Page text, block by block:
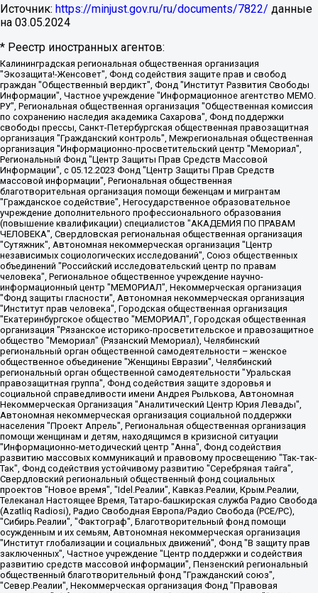
Источник: https://minjust.gov.ru/ru/documents/7822/ данные
на 03.05.2024
* Реестр иностранных агентов:
Калининградская региональная общественная организация "Экозащита!-Женсовет", Фонд содействия защите прав и свобод граждан "Общественный вердикт", Фонд "Институт Развития Свободы Информации", Частное учреждение "Информационное агентство МЕМО. РУ", Региональная общественная организация "Общественная комиссия по сохранению наследия академика Сахарова", Фонд поддержки свободы прессы, Санкт-Петербургская общественная правозащитная организация "Гражданский контроль", Межрегиональная общественная организация "Информационно-просветительский центр "Мемориал", Региональный Фонд "Центр Защиты Прав Средств Массовой Информации", с 05.12.2023 Фонд "Центр Защиты Прав Средств массовой информации", Региональная общественная благотворительная организация помощи беженцам и мигрантам "Гражданское содействие", Негосударственное образовательное учреждение дополнительного профессионального образования (повышение квалификации) специалистов "АКАДЕМИЯ ПО ПРАВАМ ЧЕЛОВЕКА", Свердловская региональная общественная организация "Сутяжник", Автономная некоммерческая организация "Центр независимых социологических исследований", Союз общественных объединений "Российский исследовательский центр по правам человека", Региональное общественное учреждение научно-информационный центр "МЕМОРИАЛ", Некоммерческая организация "Фонд защиты гласности", Автономная некоммерческая организация "Институт прав человека", Городская общественная организация "Екатеринбургское общество "МЕМОРИАЛ", Городская общественная организация "Рязанское историко-просветительское и правозащитное общество "Мемориал" (Рязанский Мемориал), Челябинский региональный орган общественной самодеятельности – женское общественное объединение "Женщины Евразии", Челябинский региональный орган общественной самодеятельности "Уральская правозащитная группа", Фонд содействия защите здоровья и социальной справедливости имени Андрея Рылькова, Автономная Некоммерческая Организация "Аналитический Центр Юрия Левады", Автономная некоммерческая организация социальной поддержки населения "Проект Апрель", Региональная общественная организация помощи женщинам и детям, находящимся в кризисной ситуации "Информационно-методический центр "Анна", Фонд содействия развитию массовых коммуникаций и правовому просвещению "Так-так-Так", Фонд содействия устойчивому развитию "Серебряная тайга", Свердловский региональный общественный фонд социальных проектов "Новое время", "Idel.Реалии", Кавказ.Реалии, Крым.Реалии, Телеканал Настоящее Время, Татаро-башкирская служба Радио Свобода (Azatliq Radiosi), Радио Свободная Европа/Радио Свобода (PCE/PC), "Сибирь.Реалии", "Фактограф", Благотворительный фонд помощи осужденным и их семьям, Автономная некоммерческая организация "Институт глобализации и социальных движений", Фонд "В защиту прав заключенных", Частное учреждение "Центр поддержки и содействия развитию средств массовой информации", Пензенский региональный общественный благотворительный фонд "Гражданский союз", "Север.Реалии", Некоммерческая организация Фонд "Правовая инициатива", Общество с ограниченной ответственностью "Радио Свободная Европа/Радио Свобода", Чешское информационное агентство "MEDIUM-ORIENT", Красноярская региональная общественная организация "Мы против СПИДа", Камалягин Денис Николаевич, Маркелов Сергей Евгеньевич, Пономарев Лев Александрович, Савицкая Людмила Алексеевна, Автономная некоммерческая организация "Центр по работе с проблемой насилия "НАСИЛИЮ.НЕТ", Межрегиональный профессиональный союз работников здравоохранения "Альянс врачей", Юридическое лицо, зарегистрированное в Латвийской Республике, SIA "Medusa Project" (регистрационный номер 40103797863, дата регистрации 10.06.2014), Некоммерческая организация "Фонд по борьбе с коррупцией", Автономная некоммерческая организация "Институт права и публичной политики", Баданин Роман Сергеевич, Гликин Максим Александрович, Железнова Мария Михайловна, Лукьянова Юлия Сергеевна, Маетная Елизавета Витальевна, Маняхин Петр Борисович, Чуракова Ольга Владимировна, Ярош Юлия Петровна, Юридическое лицо "The Insider SIA", зарегистрированное в Риге, Латвийская Республика (дата регистрации 26.06.2015), являющееся администратором доменного имени интернет-издания "The Insider SIA", https://theins.ru, Постернак Алексей Евгеньевич, Рубин Михаил Аркадьевич, Анин Роман Александрович, Юридическое лицо Istories fonds, зарегистрированное в Латвийской Республике (регистрационный номер 50008295751, дата регистрации 24.02.2020), Великовский Дмитрий Александрович, Долинина Ирина Николаевна, Мароховская Алеся Алексеевна, Шлейнов Роман Юрьевич, Шмагун Олеся Валентиновна, Общество с ограниченной ответственностью "Альтаир 2021", Общество с ограниченной ответственностью "Вега 2021", Общество с ограниченной ответственностью "Главный редактор 2021", Общество с ограниченной ответственностью "Ромашки монолит", Важенков Артем Валерьевич, Ивановская областная общественная организация "Центр гендерных исследований", Гурман Юрий Альбертович, Медиапроект "ОВД-Инфо", Егоров Владимир Владимирович, Жилинский Владимир Александрович, Общество с ограниченной ответственностью "ЗП", Иванова София Юрьевна, Карезина Инна Павловна, Кильтау Екатерина Викторовна, Петров Алексей Викторович, Пискунов Сергей Евгеньевич, Смирнов Сергей Сергеевич, Тихонов Михаил Сергеевич, Общество с ограниченной ответственностью "ЖУРНАЛИСТ-ИНОСТРАННЫЙ АГЕНТ", Арапова Галина Юрьевна, Вольтская Татьяна Анатольевна, Американская компания "Mason G.E.S. Anonymous Foundation" (США), являющаяся владельцем интернет-издания https://mnews.world/, Компания "Stichting Bellingcat", зарегистрированная в Нидерландах (дата регистрации 11.07.2018), Захаров Андрей Вячеславович, Клепиковская Екатерина Дмитриевна, Общество с ограниченной ответственностью "МЕМО", Перл Роман Александрович, Симонов Евгений Алексеевич, Соловьева Елена Анатольевна, Сотников Даниил Владимирович, Сурначева Елизавета Дмитриевна, Автономная некоммерческая организация по защите прав человека и информированию населения "Якутия – Наше Мнение", Общество с ограниченной ответственностью "Москоу диджитал медиа", с 26.01.2023 Общество с ограниченной ответственностью "Чайка Белые сады", Ветошкина Валерия Валерьевна, Заговора Максим Александрович, Межрегиональное общественное движение "Российская ЛГБТ - сеть", Оленичев Максим Владимирович, Павлов Иван Юрьевич, Скворцова Елена Сергеевна, Общество с ограниченной ответственностью "Как бы инагент", Кочетков Игорь Викторович, Общество с ограниченной ответственностью "Честные выборы", Еланчик Олег Александрович, Общество с ограниченной ответственностью "Нобелевский призыв", Гималова Регина Эмилевна, Григорьев Андрей Валерьевич, Григорьева Алина Александровна, Ассоциация по содействию защите прав призывников, альтернативнослужащих и военнослужащих "Правозащитная группа "Гражданин.Армия.Право", Хисамова Регина Фаритовна, Автономная некоммерческая организация по реализации социально-правовых программ "Лилит", Дальневосточное общественное движение "Маяк", Санкт-Петербургская ЛГБТ-инициативная группа "Выход", Инициативная группа ЛГБТ+ "Реверс", Алексеев Андрей Викторович, Бекбулатова Таисия Львовна, Беляев Иван Михайлович, Владыкина Елена Сергеевна, Гельман Марат Александрович, Никульшина Вероника Юрьевна, Толоконникова Надежда Андреевна, Шендерович Виктор Анатольевич, Общество с ограниченной ответственностью "Данное сообщение", Общество с ограниченной ответственностью Издательский дом "Новая глава", Айнбиндер Александра Александровна, Московский комьюнити-центр для ЛГБТ+инициатив, Благотворительный фонд развития филантропии, Deutsche Welle (Германия, Kurt-Schumacher-Strasse 3, 53113 Bonn), Борзунова Мария Михайловна, Воробьев Виктор Викторович, Голубева Анна Львовна, Константинова Алла Михайловна, Малкова Ирина Владимировна, Мурадов Мурад Абдулгалимович, Осетинская Елизавета Николаевна, Понасенков Евгений Николаевич, Ганапольский Матвей Юрьевич, Киселев Евгений Алексеевич, Борухович Ирина Григорьевна, Дремин Иван Тимофеевич, Дубровский Дмитрий Викторович, Красноярская региональная общественная организация поддержки и развития альтернативных образовательных технологий и межкультурных коммуникаций "ИНТЕРРА", Маяковская Екатерина Алексеевна, Фейгин Марк Захарович, Филимонов Андрей Викторович, Дзугкоева Регина Николаевна, Доброхотов Роман Александрович, Дудь Юрий Александрович, Елкин Сергей Владимирович, Кругликов Кирилл Игоревич, Сабунаева Мария Леонидовна, Семенов Алексей Владимирович, Шаинян Карен Багратович, Шульман Екатерина Михайловна, Асафьев Артур Валерьевич, Вахштайн Виктор Семенович, Венедиктов Алексей Алексеевич, Лушникова Екатерина Евгеньевна, Волков Леонид Михайлович, Невзоров Александр Глебович, Пархоменко Сергей Борисович, Сироткин Ярослав Николаевич, Кара-Мурза Владимир Владимирович, Баранова Наталья Владимировна, Гозман Леонид Яковлевич, Кагарлицкий Борис Юльевич, Климарев Михаил Валерьевич, Милов Владимир Станиславович, Автономная некоммерческая организация Краснодарский центр современного искусства "Типография", Моргенштерн Алишер Тагирович, Соболь Любовь Эдуардовна, Общество с ограниченной ответственностью "ЛИЗА НОРМ", Каспаров Гарри Кимович, Ходорковский Михаил Борисович, Общество с ограниченной ответственностью "Апрельские тезисы", Данилович Ирина Брониславовна, Кашин Олег Владимирович, Петров Николай Владимирович, Пивоваров Алексей Владимирович, Соколов Михаил Владимирович, Цветкова Юлия Владимировна, Чичваркин Евгений Александрович, Комитет против пыток/Команда против пыток, Общество с ограниченной ответственностью "Первый научный", Общество с ограниченной ответственностью "Вертолет и ко", Белоцерковская Вероника Борисовна, Кац Максим Евгеньевич, Лазарева Татьяна Юрьевна, Шаведдинов Руслан Табризович, Яшин Илья Валерьевич, Общество с ограниченной ответственностью "Иноагент ААВ", Алешковский Дмитрий Петрович, Альбац Евгения Марковна, Быков Дмитрий Львович, Галямина Юлия Евгеньевна, Лойко Сергей Леонидович, Мартынов Кирилл Константинович, Медведев Сергей Александрович, Крашенинников Федор Геннадиевич, Гордеева Катерина Вл